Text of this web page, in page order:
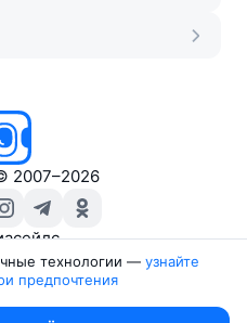
2007–2026
технологии — узнайте
предпочтения